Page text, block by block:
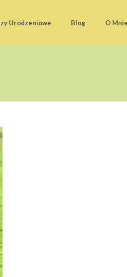
Urodzeniowe Blog O Mnie